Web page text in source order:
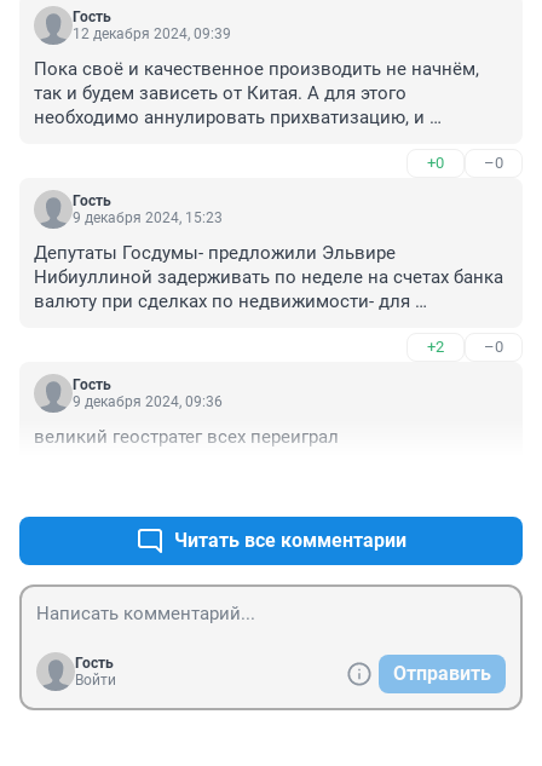
Гость
12 декабря 2024, 09:39
Пока своё и качественное производить не начнём,
так и будем зависеть от Китая. А для этого
необходимо аннулировать прихватизацию, и
+0 –0
Гость
9 декабря 2024, 15:23
Депутаты Госдумы- предложили Эльвире
Нибиуллиной задерживать по неделе на счетах банка
валюту при сделках по недвижимости- для
долларов почти ноль- Вот так с миру по нитке-голому
рубашка-
+2 –0
Гость
9 декабря 2024, 09:36
великий геостратег всех переиграл
Читать все комментарии
Гость
Войти
Отправить